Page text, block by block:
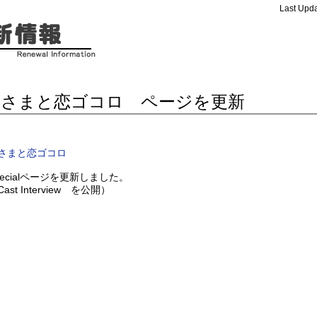
Last
まと恋ゴコロ ページを更新
まと恋ゴコロ
ページを更新しました。
Cast Interview を公開）